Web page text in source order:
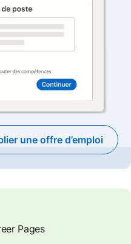
une offre d’emploi
opens in a new tab
Pages